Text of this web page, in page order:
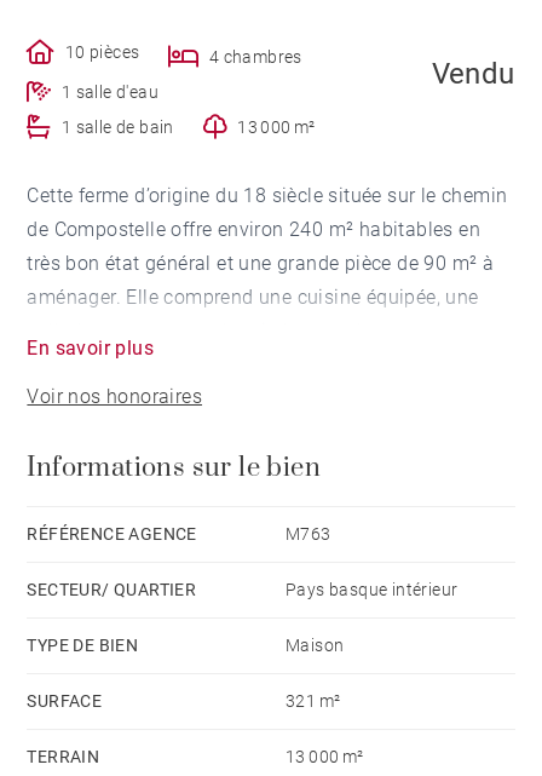
10 pièces
4 chambres
1 salle d'eau
1 salle de bain
13 000 m²
Vendu
Cette ferme d’origine du 18 siècle située sur le chemin
de Compostelle offre environ 240 m² habitables en
très bon état général et une grande pièce de 90 m² à
aménager. Elle comprend une cuisine équipée, une
buanderie, un bureau, 4 chambres, une salle de bains
et une salle de douche. Entrepôt d’environ 440 m². Le
Pyrénées. Piscine (9x4 m) barbecue et cour intérieure
En savoir plus
Voir nos honoraires
Informations sur le bien
RÉFÉRENCE AGENCE M763
SECTEUR/ QUARTIER Pays basque intérieur
TYPE DE BIEN Maison
SURFACE 321 m²
TERRAIN 13 000 m²